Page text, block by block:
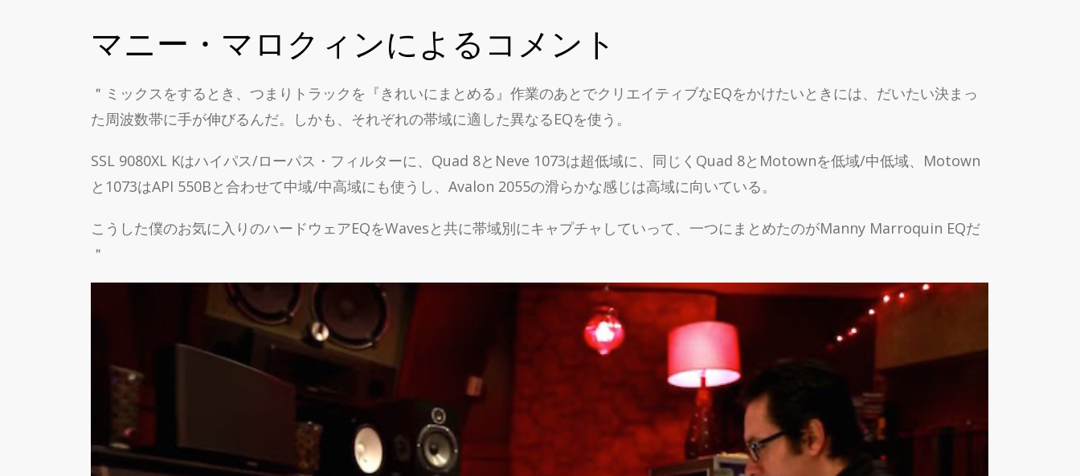
マニー・マロクィンによるコメント
＂ミックスをするとき、つまりトラックを『きれいにまとめる』作業のあとでクリエイティブなEQをかけたいときには、だいたい決まっ
た周波数帯に手が伸びるんだ。しかも、それぞれの帯域に適した異なるEQを使う。
SSL 9080XL Kはハイパス/ローパス・フィルターに、Quad 8とNeve 1073は超低域に、同じくQuad 8とMotownを低域/中低域、Motown
と1073はAPI 550Bと合わせて中域/中高域にも使うし、Avalon 2055の滑らかな感じは高域に向いている。
こうした僕のお気に入りのハードウェアEQをWavesと共に帯域別にキャプチャしていって、一つにまとめたのがManny Marroquin EQだ
＂